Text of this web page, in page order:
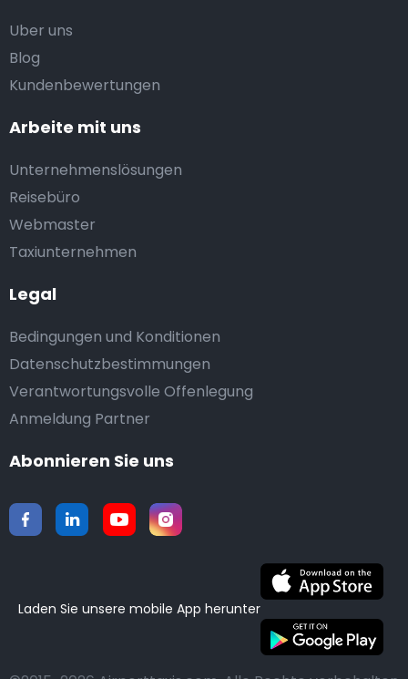
Uber uns
Blog
Kundenbewertungen
Arbeite mit uns
Unternehmenslösungen
Reisebüro
Webmaster
Taxiunternehmen
Legal
Bedingungen und Konditionen
Datenschutzbestimmungen
Verantwortungsvolle Offenlegung
Anmeldung Partner
Abonnieren Sie uns
Laden Sie unsere mobile App herunter